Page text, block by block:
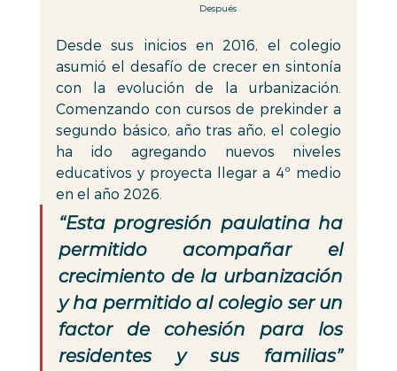
                                                      Después
Desde sus inicios en 2016, el colegio
asumió el desafío de crecer en sintonía
con la evolución de la urbanización.
Comenzando con cursos de prekinder a
segundo básico, año tras año, el colegio
ha ido agregando nuevos niveles
educativos y proyecta llegar a 4º medio
en el año 2026.
“Esta progresión paulatina ha
permitido acompañar el
crecimiento de la urbanización
y ha permitido al colegio ser un
factor de cohesión para los
residentes y sus familias”